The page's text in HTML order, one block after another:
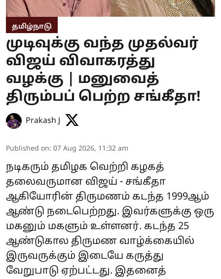
தமிழ்நாடு
முடிவுக்கு வந்த முதல்வர்
விஜய் விவாகரத்து
வழக்கு | மனுவைத்
திரும்பப் பெற்ற சங்கீதா!
Prakash J
Published on: 07 Aug 2026, 11:32 am
நடிகரும் தமிழக வெற்றி கழகத்
தலைவருமான விஜய் - சங்கீதா
ஆகியோரின் திருமணம் கடந்த 1999ஆம்
ஆண்டு நடைபெற்றது. இவர்களுக்கு ஒரு
மகனும் மகளும் உள்ளனர். கடந்த 25
ஆண்டுகால திருமண வாழ்க்கையில்
இருவருக்கும் இடையே கருத்து
வேறுபாடு ஏற்பட்டது. இதனைத்